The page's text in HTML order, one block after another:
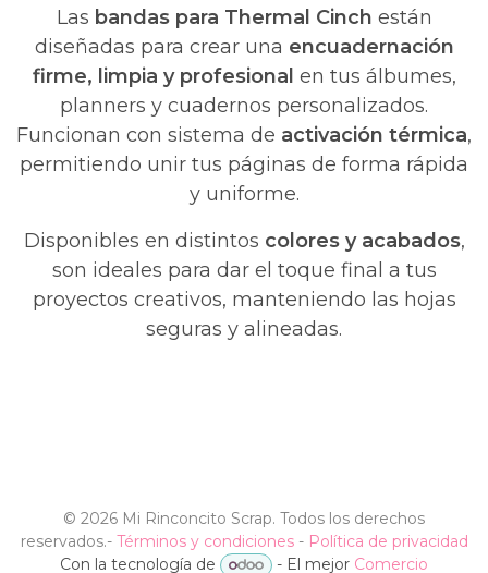
Las bandas para Thermal Cinch están
diseñadas para crear una encuadernación
firme, limpia y profesional en tus álbumes,
planners y cuadernos personalizados.
Funcionan con sistema de activación térmica,
permitiendo unir tus páginas de forma rápida
y uniforme.
Disponibles en distintos colores y acabados,
son ideales para dar el toque final a tus
proyectos creativos, manteniendo las hojas
seguras y alineadas.
© 2026 Mi Rinconcito Scrap. Todos los derechos
reservados.- Términos y condiciones- Política de privacidad
Con la tecnología de
- El mejor Comercio